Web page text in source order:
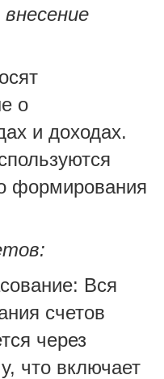
о
и доходах.
формирования
Вся
счетов
через
что включает